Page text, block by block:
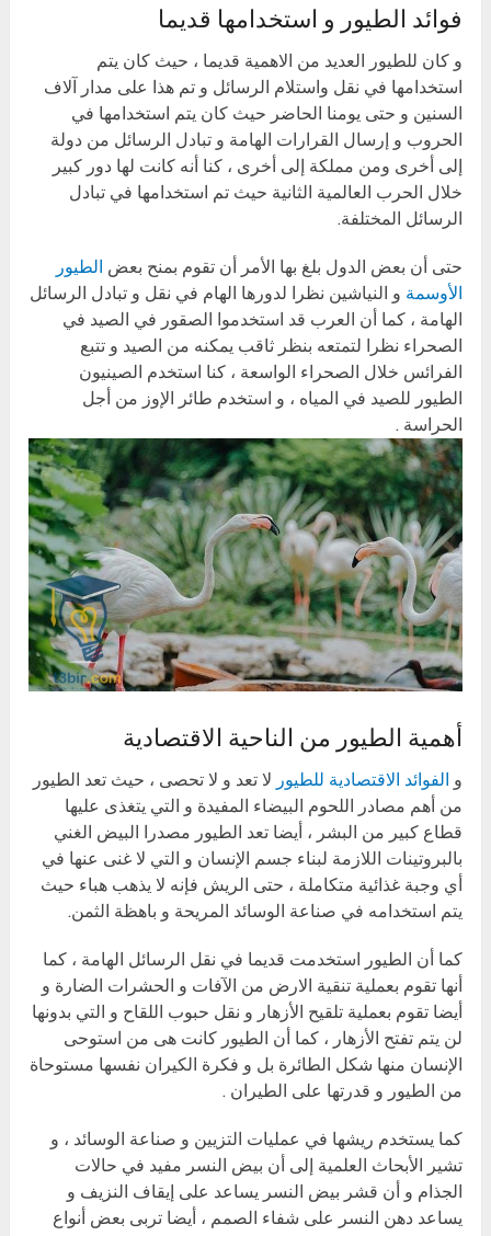
فوائد الطيور و استخدامها قديما
و كان للطيور العديد من الاهمية قديما ، حيث كان يتم
استخدامها في نقل واستلام الرسائل و تم هذا على مدار آلاف
السنين و حتى يومنا الحاضر حيث كان يتم استخدامها في
الحروب و إرسال القرارات الهامة و تبادل الرسائل من دولة
إلى أخرى ومن مملكة إلى أخرى ، كنا أنه كانت لها دور كبير
خلال الحرب العالمية الثانية حيث تم استخدامها في تبادل
الرسائل المختلفة.
حتى أن بعض الدول بلغ بها الأمر أن تقوم بمنح بعض الطيور
الأوسمة و النياشين نظرا لدورها الهام في نقل و تبادل الرسائل
الهامة ، كما أن العرب قد استخدموا الصقور في الصيد في
الصحراء نظرا لتمتعه بنظر ثاقب يمكنه من الصيد و تتبع
الفرائس خلال الصحراء الواسعة ، كنا استخدم الصينيون
الطيور للصيد في المياه ، و استخدم طائر الإوز من أجل
الحراسة .
أهمية الطيور من الناحية الاقتصادية
و الفوائد الاقتصادية للطيور لا تعد و لا تحصى ، حيث تعد الطيور
من أهم مصادر اللحوم البيضاء المفيدة و التي يتغذى عليها
قطاع كبير من البشر ، أيضا تعد الطيور مصدرا البيض الغني
بالبروتينات اللازمة لبناء جسم الإنسان و التي لا غنى عنها في
أي وجبة غذائية متكاملة ، حتى الريش فإنه لا يذهب هباء حيث
يتم استخدامه في صناعة الوسائد المريحة و باهظة الثمن.
كما أن الطيور استخدمت قديما في نقل الرسائل الهامة ، كما
أنها تقوم بعملية تنقية الارض من الآفات و الحشرات الضارة و
أيضا تقوم بعملية تلقيح الأزهار و نقل حبوب اللقاح و التي بدونها
لن يتم تفتح الأزهار ، كما أن الطيور كانت هى من استوحى
الإنسان منها شكل الطائرة بل و فكرة الكيران نفسها مستوحاة
من الطيور و قدرتها على الطيران .
كما يستخدم ريشها في عمليات التزيين و صناعة الوسائد ، و
تشير الأبحاث العلمية إلى أن بيض النسر مفيد في حالات
الجذام و أن قشر بيض النسر يساعد على إيقاف النزيف و
يساعد دهن النسر على شفاء الصمم ، أيضا تربى بعض أنواع